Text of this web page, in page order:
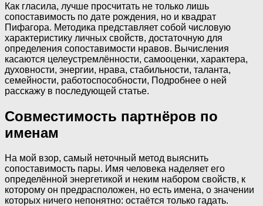
Как гласила, лучше просчитать не только лишь
сопоставимость по дате рождения, но и квадрат
Пифагора. Методика представляет собой числовую
характеристику личных свойств, достаточную для
определения сопоставимости нравов. Вычисления
касаются целеустремлённости, самооценки, характера,
духовности, энергии, нрава, стабильности, таланта,
семейности, работоспособности, Подробнее о ней
расскажу в последующей статье.
Совместимость партнёров по
именам
На мой взор, самый неточный метод выяснить
сопоставимость пары. Имя человека наделяет его
определённой энергетикой и неким набором свойств, к
которому он предрасположен, но есть имена, о значении
которых ничего непонятно: остаётся только гадать.